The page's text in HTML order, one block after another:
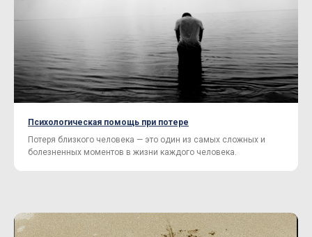
Психологическая помощь при потере
Потеря близкого человека — это один из самых сложных и
болезненных моментов в жизни каждого человека.